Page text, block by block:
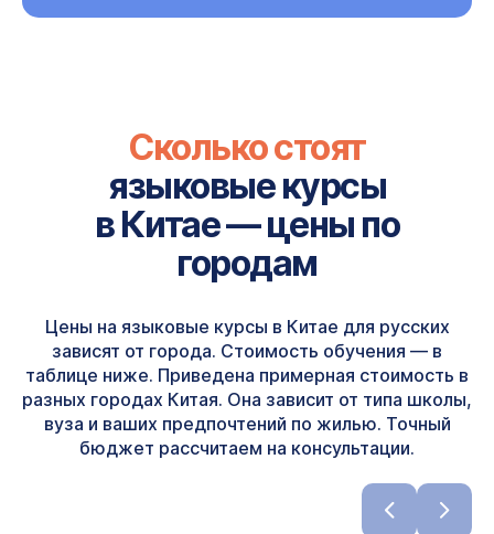
Сколько стоят
языковые курсы
в Китае — цены по
городам
Цены на языковые курсы в Китае для русских
зависят от города. Стоимость обучения — в
таблице ниже. Приведена примерная стоимость в
разных городах Китая. Она зависит от типа школы,
вуза и ваших предпочтений по жилью. Точный
бюджет рассчитаем на консультации.